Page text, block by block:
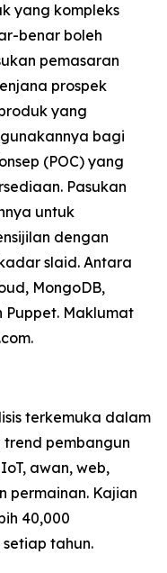
yang kompleks
benar boleh
pemasaran
prospek
yang
bagi
(POC) yang
Pasukan
untuk
dengan
slaid. Antara
MongoDB,
Puppet. Maklumat
terkemuka dalam
trend pembangun
awan, web,
permainan. Kajian
40,000
tahun.